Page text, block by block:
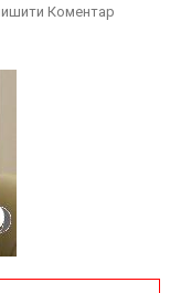
КоментарOn